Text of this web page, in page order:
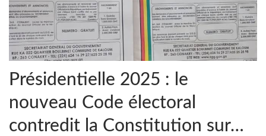
Présidentielle 2025 : le
nouveau Code électoral
contredit la Constitution sur…